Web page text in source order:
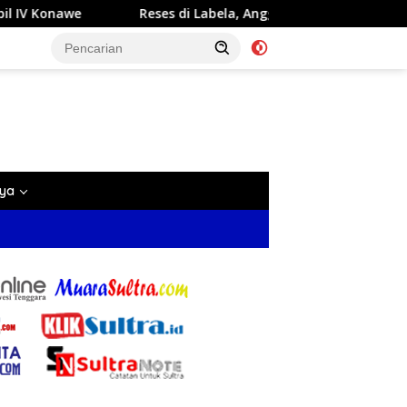
Labela, Anggota DPRD Sultra Dr Ardin Akan Perjuangkan